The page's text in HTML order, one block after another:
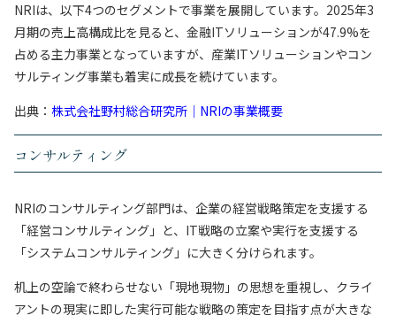
NRIは、以下4つのセグメントで事業を展開しています。2025年3
月期の売上高構成比を見ると、金融ITソリューションが47.9%を
占める主力事業となっていますが、産業ITソリューションやコン
サルティング事業も着実に成長を続けています。
出典： 株式会社野村総合研究所｜NRIの事業概要
コンサルティング
NRIのコンサルティング部門は、企業の経営戦略策定を支援する
「経営コンサルティング」と、IT戦略の立案や実行を支援する
「システムコンサルティング」に大きく分けられます。
机上の空論で終わらせない「現地現物」の思想を重視し、クライ
アントの現実に即した実行可能な戦略の策定を目指す点が大きな